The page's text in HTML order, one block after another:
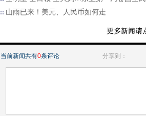
山雨已来！美元、人民币如何走
当前新闻共有0条评论 分享到：